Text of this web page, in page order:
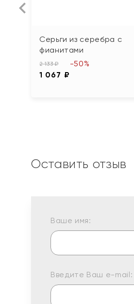
Серьги из серебра с
фианитами
2 133 ₽
1 067 ₽
-50%
Оставить отзыв
Ваше имя:
Введите Ваш e-mail: